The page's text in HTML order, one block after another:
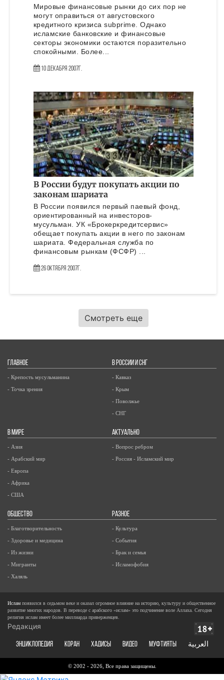
Мировые финансовые рынки до сих пор не
могут оправиться от августовского
кредитного кризиса subprime. Однако
исламские банковские и финансовые
секторы экономики остаются поразительно
спокойными. Более...
10 Декабря 2007г.
В России будут покупать акции по
законам шариата
В России появился первый паевый фонд,
ориентированный на инвесторов-
мусульман. УК «Брокеркредитсервис»
обещает покупать акции в него по законам
шариата. Федеральная служба по
финансовым рынкам (ФСФР) ...
26 Октября 2007г.
Смотреть еще
ГЛАВНОЕ
- Крепость мусульманина
- Точка зрения
В РОССИИ И СНГ
- Кавказ
- Крым
- Поволжье
- СНГ
В МИРЕ
- Азия
- Арабский мир
- Европа
- Африка
- США
АКТУАЛЬНО
- Вопрос ребром
- Россия - Исламский мир
ОБЩЕСТВО
- Благотворительность
- Здоровье и медицина
- Из жизни
- Мигранты
- Халяль
РАЗНОЕ
- Культура
- События
- Брак и семья
- Исламофобия
Ислам появился в седьмом веке и оказал огромное влияние на историю, культуру и общественное
развитие многих народов. В переводе с арабского «ислам» это подчинение воле Аллаха. Сегодня
религия ислам имеет более миллиарда приверженцев.
Редакция
ЭНЦИКЛОПЕДИЯ КОРАН ХАДИСЫ ВИДЕО Муфтияты العربية
© 2002 - 2026, Все права защищены.